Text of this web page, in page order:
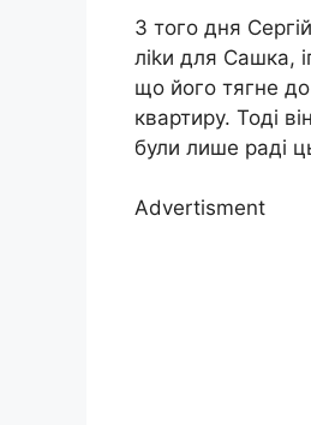
З того дня
ліkи для Сашка,
що його тягне
квартиру. Тоді
були лише раді
Advertisment